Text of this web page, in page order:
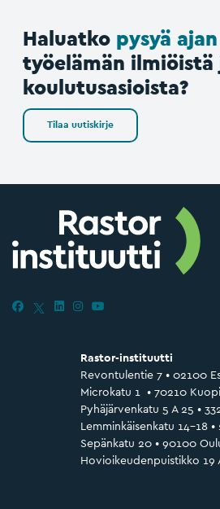
Haluatko pysyä
työelämän ilmiöistä
koulutusasioista?
Tilaa uutiskirje
Rastor-instituutti
Revontulentie 7 • 02100
Microkatu 1 • 70210
Pyhäjärvenkatu 5 A 25 •
Lemminkäisenkatu 14–18
Sepänkatu 20 • 90100
Hovioikeudenpuistikko 19